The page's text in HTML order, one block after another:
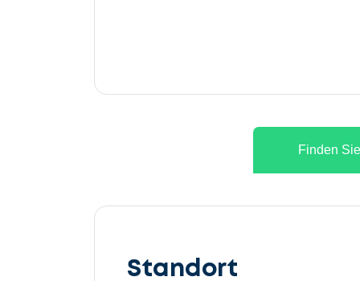
Finden
Standort
Lassen